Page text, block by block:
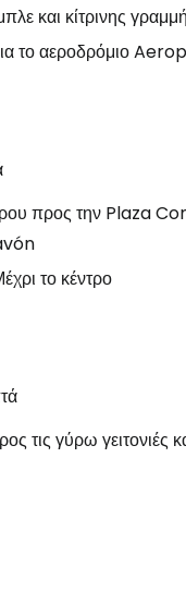
και κίτρινης
το αεροδρόμιο
προς την Plaza
το κέντρο
τις γύρω γειτονιές